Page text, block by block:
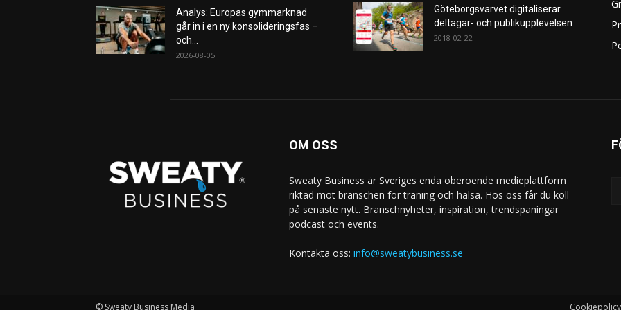
Analys: Europas gymmarknad
går in i en ny konsolideringsfas –
och...
2026-08-05
Göteborgsvarvet digitaliserar
deltagar- och publikupplevelsen
2018-02-22
OM OSS
Sweaty Business är Sveriges enda oberoende medieplattform
riktad mot branschen för träning och hälsa. Hos oss får du koll
på senaste nytt. Branschnyheter, inspiration, trendspaningar
podcast och events.
Kontakta oss: info@sweatybusiness.se
Cookiepolicy
© Sweaty Business Media